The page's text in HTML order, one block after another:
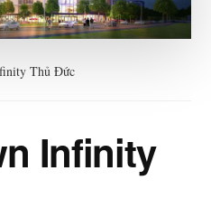
Thủ Đức
Infinity